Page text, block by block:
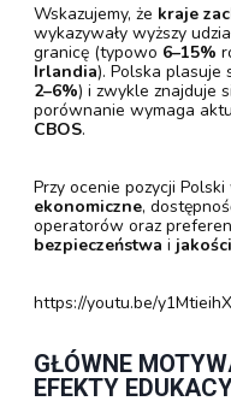
Wskazujemy, że kraje
wykazywały wyższy
granicę (typowo 6–15%
Irlandia). Polska plasuje
2–6%) i zwykle znajduje
porównanie wymaga
CBOS.
Przy ocenie pozycji
ekonomiczne,
operatorów oraz
bezpieczeństwa i
https://youtu.be/
GŁÓWNE
EFEKTY